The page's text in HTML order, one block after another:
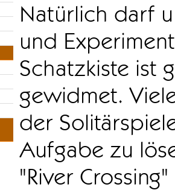
Natürlich darf
und
Schatzkiste ist
gewidmet.
der
Aufgabe zu
"River